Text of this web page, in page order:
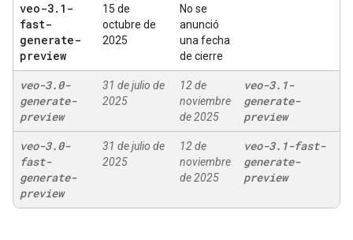
veo-3. 1-
fast-
generate-
preview
15 de
octubre de
2025
No se
anunció
una fecha
de cierre
veo-3.0-
generate-
preview
31 de julio de
2025
12 de
noviembre
de 2025
veo-3. 1-
generate-
preview
veo-3.0-
fast-
generate-
preview
31 de julio de
2025
12 de
noviembre
de 2025
veo-3. 1-fast-
generate-
preview